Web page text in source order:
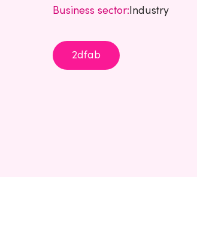
Business sector:Industry
2dfab